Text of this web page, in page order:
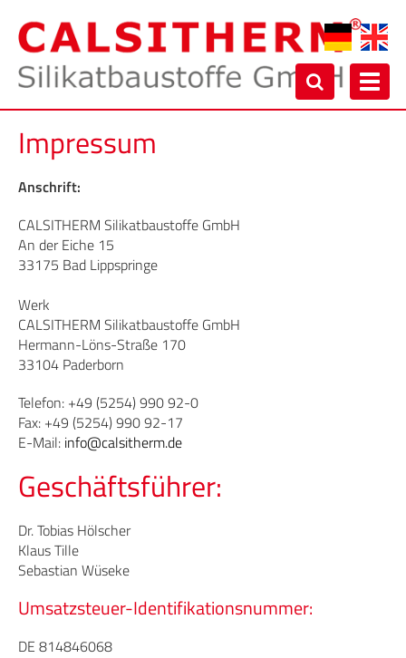
Toggle
Impressum
Anschrift:
CALSITHERM Silikatbaustoffe GmbH
An der Eiche 15
33175 Bad Lippspringe
Werk
CALSITHERM Silikatbaustoffe GmbH
Hermann-Löns-Straße 170
33104 Paderborn
Telefon: +49 (5254) 990 92-0
Fax: +49 (5254) 990 92-17
E-Mail: info@calsitherm.de
Geschäftsführer:
Dr. Tobias Hölscher
Klaus Tille
Sebastian Wüseke
Umsatzsteuer-Identifikationsnummer:
DE 814846068